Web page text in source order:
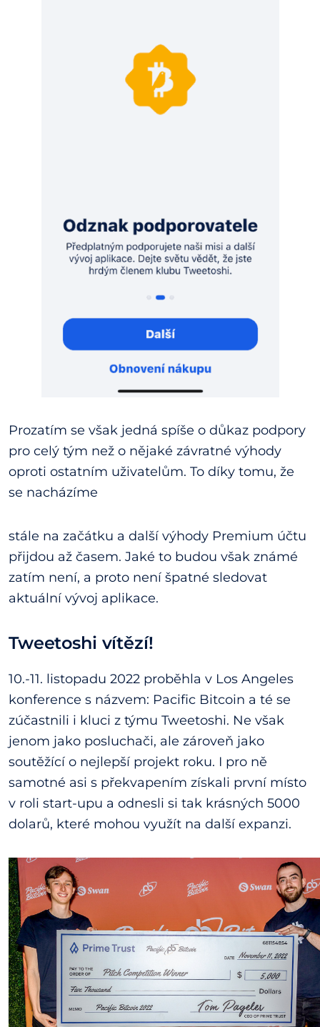
Prozatím se však jedná spíše o důkaz podpory
pro celý tým než o nějaké závratné výhody
oproti ostatním uživatelům. To díky tomu, že
se nacházíme
stále na začátku a další výhody Premium účtu
přijdou až časem. Jaké to budou však známé
zatím není, a proto není špatné sledovat
aktuální vývoj aplikace.
Tweetoshi vítězí!
10.-11. listopadu 2022 proběhla v Los Angeles
konference s názvem: Pacific Bitcoin a té se
zúčastnili i kluci z týmu Tweetoshi. Ne však
jenom jako posluchači, ale zároveň jako
soutěžící o nejlepší projekt roku. I pro ně
samotné asi s překvapením získali první místo
v roli start-upu a odnesli si tak krásných 5000
dolarů, které mohou využít na další expanzi.